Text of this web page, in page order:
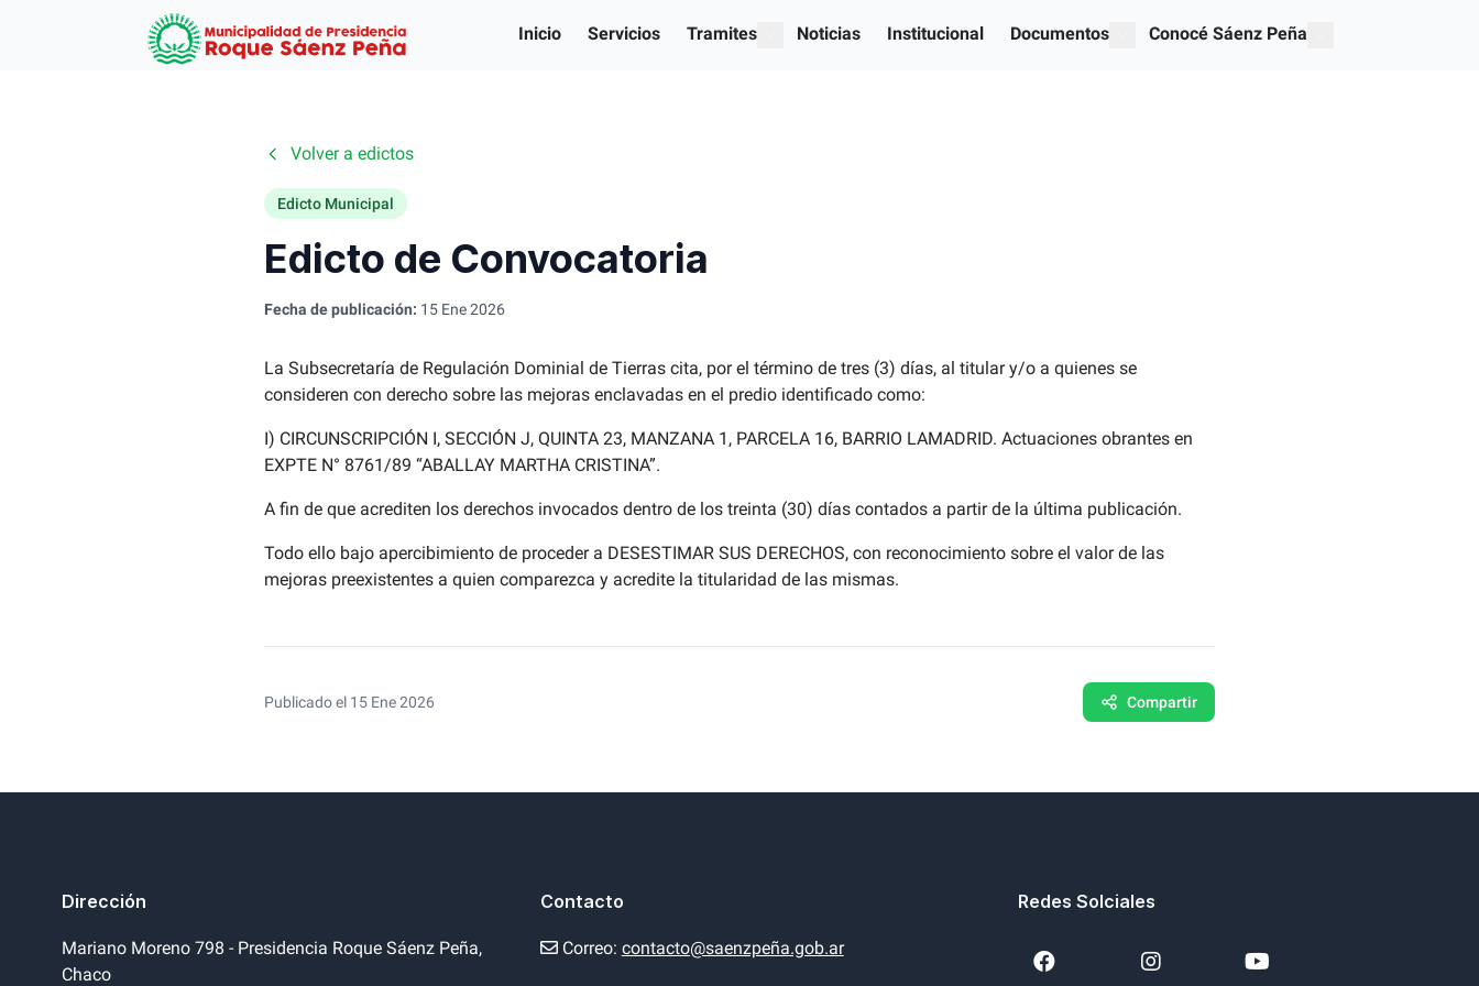
Inicio Servicios Tramites show submenu for "Our services"
Noticias Institucional Documentos mostrar submenú para "Documentos"
Conocé Sáenz Peña
Volver a edictos
Edicto Municipal
Edicto de Convocatoria
Fecha de publicación: 15 Ene 2026
La Subsecretaría de Regulación Dominial de Tierras cita, por el término de tres (3) días, al titular y/o a quienes se
consideren con derecho sobre las mejoras enclavadas en el predio identificado como:
I) CIRCUNSCRIPCIÓN I, SECCIÓN J, QUINTA 23, MANZANA 1, PARCELA 16, BARRIO LAMADRID. Actuaciones obrantes en
EXPTE N° 8761/89 “ABALLAY MARTHA CRISTINA”.
A fin de que acrediten los derechos invocados dentro de los treinta (30) días contados a partir de la última publicación.
Todo ello bajo apercibimiento de proceder a DESESTIMAR SUS DERECHOS, con reconocimiento sobre el valor de las
mejoras preexistentes a quien comparezca y acredite la titularidad de las mismas.
Publicado el 15 Ene 2026 Compartir
Dirección
Mariano Moreno 798 - Presidencia Roque Sáenz Peña,
Chaco
Contacto
Correo: contacto@saenzpeña.gob.ar
Redes Solciales